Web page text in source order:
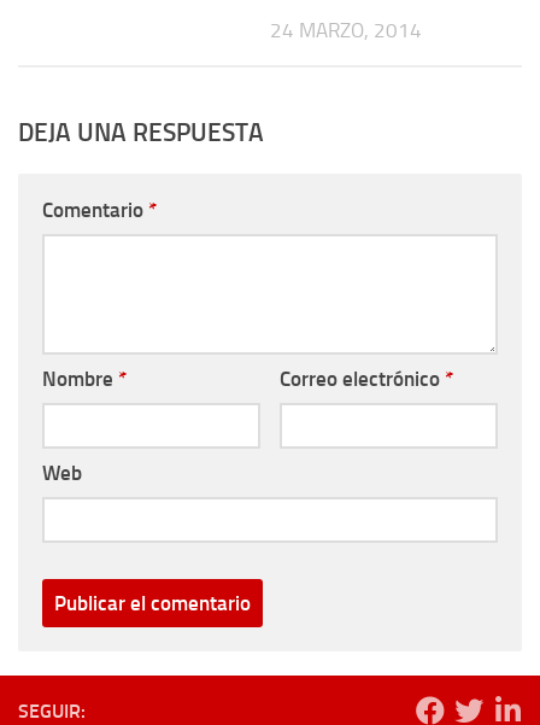
24 MARZO, 2014
DEJA UNA RESPUESTA
Comentario *
Nombre * Correo electrónico *
Web
SEGUIR: